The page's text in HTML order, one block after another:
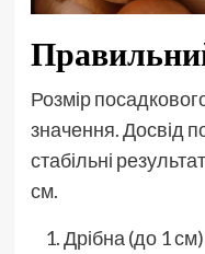
Розмір
значення. Досвід
стабільні
см.
Дрібна (до 1